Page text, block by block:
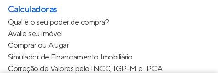
Calculadoras
Qual é o seu poder de compra?
Avalie seu imóvel
Comprar ou Alugar
Simulador de Financiamento Imobiliário
Correção de Valores pelo INCC, IGP-M e IPCA